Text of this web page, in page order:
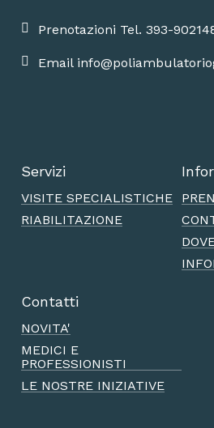
Prenotazioni Tel. 393-
Email
Servizi
VISITE SPECIALISTICHE
RIABILITAZIONE
Contatti
NOVITA'
MEDICI E
PROFESSIONISTI
LE NOSTRE INIZIATIVE